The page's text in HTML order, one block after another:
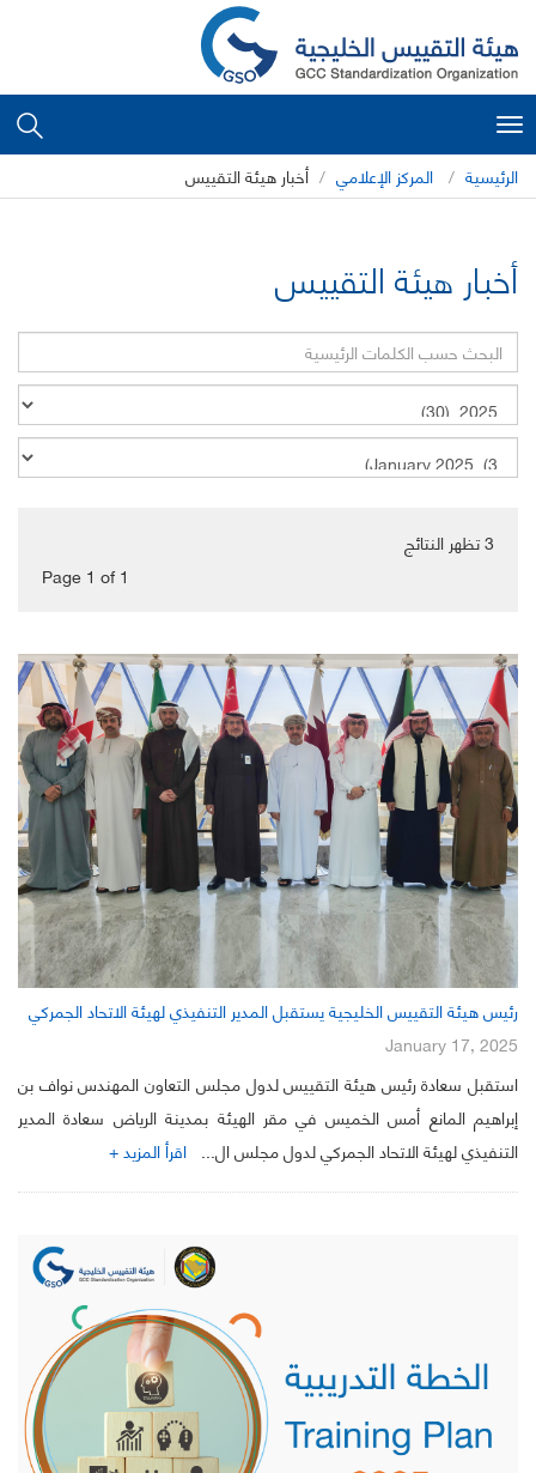
Toggle
navigation
الرئيسية المركز الإعلامي أخبار هيئة التقييس
أخبار هيئة التقييس
3تظهر النتائج
Page 1 of1
رئيس هيئة التقييس الخليجية يستقبل المدير التنفيذي لهيئة الاتحاد الجمركي
January 17, 2025
استقبل سعادة رئيس هيئة التقييس لدول مجلس التعاون المهندس نواف بن
إبراهيم المانع أمس الخميس في مقر الهيئة بمدينة الرياض سعادة المدير
التنفيذي لهيئة الاتحاد الجمركي لدول مجلس ال... اقرأ المزيد +